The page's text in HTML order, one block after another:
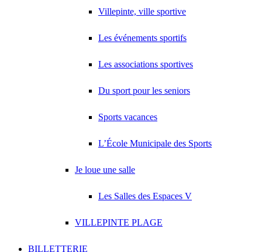
Villepinte, ville sportive
Les événements sportifs
Les associations sportives
Du sport pour les seniors
Sports vacances
L’École Municipale des Sports
Je loue une salle
Les Salles des Espaces V
VILLEPINTE PLAGE
BILLETTERIE